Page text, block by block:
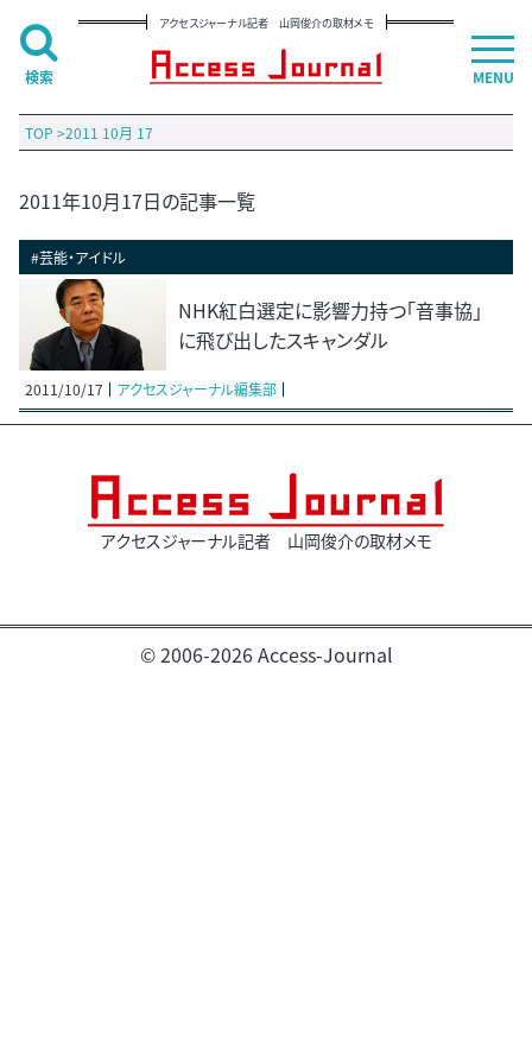
アクセスジャーナル記者 山岡俊介の取材メモ
TOP >2011 10月 17
2011年10月17日の記事一覧
#芸能・アイドル
NHK紅白選定に影響力持つ「音事協」
に飛び出したスキャンダル
2011/10/17 アクセスジャーナル編集部
アクセスジャーナル記者 山岡俊介の取材メモ
© 2006-2026 Access-Journal
MENU
検索